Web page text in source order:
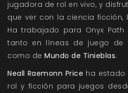
jugadora de rol en vivo, y
que ver con la ciencia
Ha trabajado para Onyx Path
tanto en líneas de juego de
como de Mundo de Tinieblas.
Neall Raemonn Price ha estado
rol y ficción para juegos